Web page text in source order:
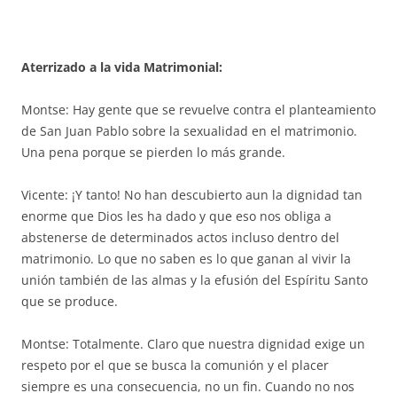
Aterrizado a la vida Matrimonial:
Montse: Hay gente que se revuelve contra el planteamiento
de San Juan Pablo sobre la sexualidad en el matrimonio.
Una pena porque se pierden lo más grande.
Vicente: ¡Y tanto! No han descubierto aun la dignidad tan
enorme que Dios les ha dado y que eso nos obliga a
abstenerse de determinados actos incluso dentro del
matrimonio. Lo que no saben es lo que ganan al vivir la
unión también de las almas y la efusión del Espíritu Santo
que se produce.
Montse: Totalmente. Claro que nuestra dignidad exige un
respeto por el que se busca la comunión y el placer
siempre es una consecuencia, no un fin. Cuando no nos